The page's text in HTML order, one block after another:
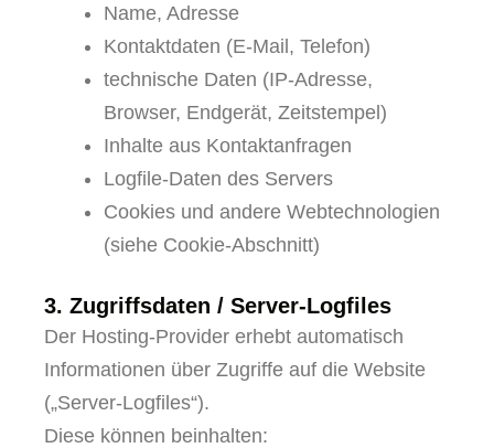
Name, Adresse
Kontaktdaten (E-Mail, Telefon)
technische Daten (IP-Adresse,
Browser, Endgerät, Zeitstempel)
Inhalte aus Kontaktanfragen
Logfile-Daten des Servers
Cookies und andere Webtechnologien
(siehe Cookie-Abschnitt)
3. Zugriffsdaten / Server-Logfiles
Der Hosting-Provider erhebt automatisch
Informationen über Zugriffe auf die Website
(„Server-Logfiles“).
Diese können beinhalten: